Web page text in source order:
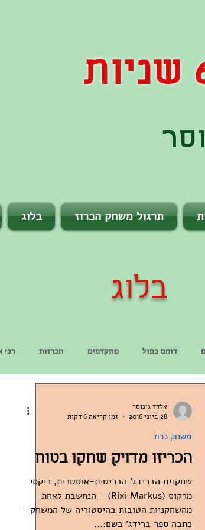
תרגול משחק הכרוז בלוג
בלוג
דומם כפול מתקדמים הכרזות רבי
אלדד גינוסר
28 ביוני 2016
זמן קריאה 6 דקות
משחק כרוז
הכריזו מדויק שחקו בטוח
שחקנית הברידג' הבריטית-אוסטרית, ריקסי
מרקוס (Rixi Markus) - הנחשבת לאחת
מהשחקניות הטובות בהיסטוריה של המשחק -
כתבה ספר ברידג' בשם:...